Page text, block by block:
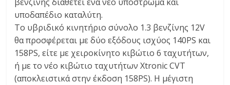
υποδαπέδιο καταλύτη.
Το υβριδικό κινητήριο σύνολο 1.3 βενζίνης 12V
θα προσφέρεται με δύο εξόδους ισχύος 140PS και
158PS, είτε με χειροκίνητο κιβώτιο 6 ταχυτήτων,
ή με το νέο κιβώτιο ταχυτήτων Xtronic CVT
(αποκλειστικά στην έκδοση 158PS). Η μέγιστη